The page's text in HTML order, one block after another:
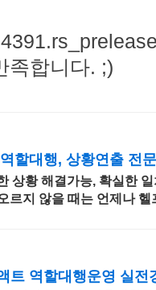
족합니다. ;)
할대행, 상황연출 전
상황 해결가능, 확실한
르지 않을 때는 언제나 헬
트 역할대행운영 실전